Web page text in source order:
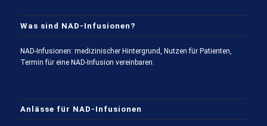
Was sind NAD-Infusionen?
NAD-Infusionen: medizinischer Hintergrund, Nutzen für Patienten,
Termin für eine NAD-Infusion vereinbaren.
Anlässe für NAD-Infusionen